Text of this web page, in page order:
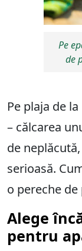
Pe
de
Pe plaja de
– călcarea
de
serioasă.
o pereche
Alege
pentru